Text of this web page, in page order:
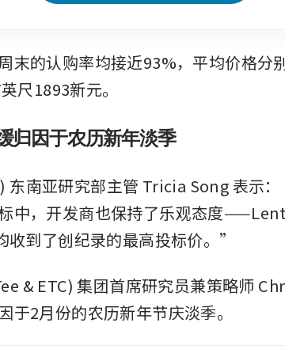
末的认购率均接近93%，平均价格分
尺1893新元。
归因于农历新年淡季
东南亚研究部主管 Tricia Song 表示
中，开发商也保持了乐观态度
收到了创纪录的最高投标价。”
& ETC) 集团首席研究员兼策略师
于2月份的农历新年节庆淡季。